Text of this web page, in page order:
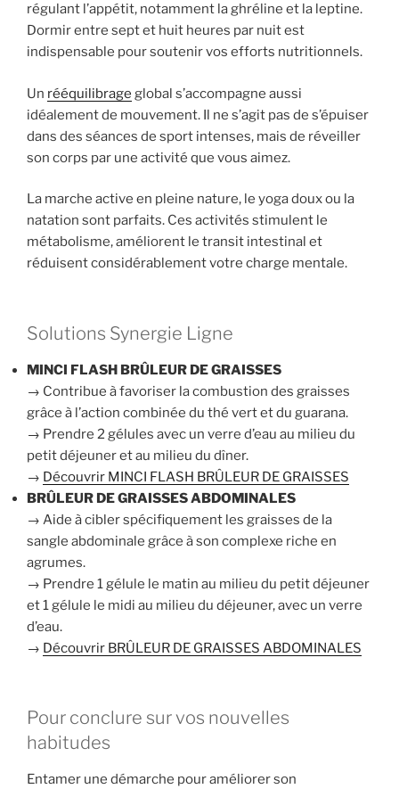
régulant l’appétit, notamment la ghréline et la leptine.
Dormir entre sept et huit heures par nuit est
indispensable pour soutenir vos efforts nutritionnels.
Un rééquilibrage global s’accompagne aussi
idéalement de mouvement. Il ne s’agit pas de s’épuiser
dans des séances de sport intenses, mais de réveiller
son corps par une activité que vous aimez.
La marche active en pleine nature, le yoga doux ou la
natation sont parfaits. Ces activités stimulent le
métabolisme, améliorent le transit intestinal et
réduisent considérablement votre charge mentale.
Solutions Synergie Ligne
MINCI FLASH BRÛLEUR DE GRAISSES
→ Contribue à favoriser la combustion des graisses
grâce à l’action combinée du thé vert et du guarana.
→ Prendre 2 gélules avec un verre d’eau au milieu du
petit déjeuner et au milieu du dîner.
→ Découvrir MINCI FLASH BRÛLEUR DE GRAISSES
BRÛLEUR DE GRAISSES ABDOMINALES
→ Aide à cibler spécifiquement les graisses de la
sangle abdominale grâce à son complexe riche en
agrumes.
→ Prendre 1 gélule le matin au milieu du petit déjeuner
et 1 gélule le midi au milieu du déjeuner, avec un verre
d’eau.
→ Découvrir BRÛLEUR DE GRAISSES ABDOMINALES
Pour conclure sur vos nouvelles
habitudes
Entamer une démarche pour améliorer son